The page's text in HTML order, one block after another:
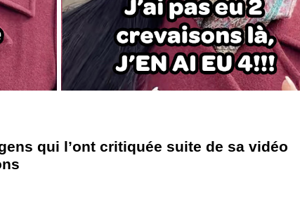
qui l’ont critiquée suite de sa vidéo